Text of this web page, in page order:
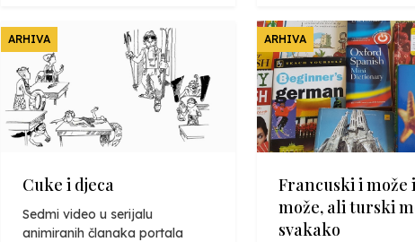
ARHIVA
Cuke i djeca
Sedmi video u serijalu
animiranih članaka portala
ARHIVA
Francuski i može
može, ali turski
svakako